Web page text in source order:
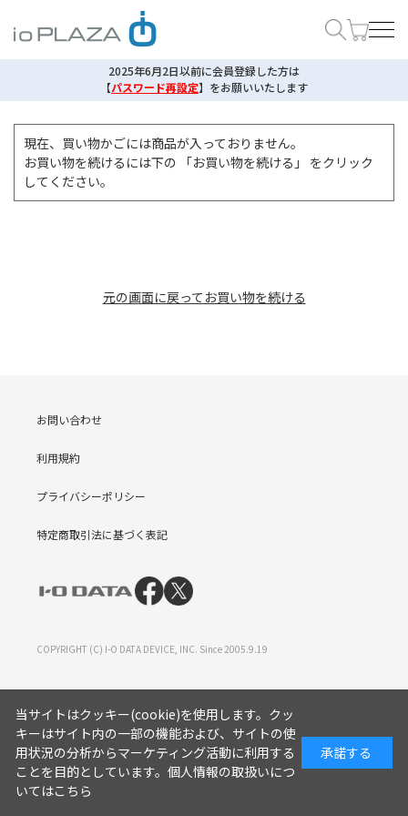
2025年6月2日以前に会員登録した方は
【パスワード再設定】 をお願いいたします
現在、買い物かごには商品が入っておりません。
お買い物を続けるには下の 「お買い物を続ける」 をクリック
してください。
元の画面に戻ってお買い物を続ける
お問い合わせ
利用規約
プライバシーポリシー
特定商取引法に基づく表記
COPYRIGHT (C) I-O DATA DEVICE, INC. Since 2005.9.19
当サイトはクッキー(cookie)を使用します。クッ
キーはサイト内の一部の機能および、サイトの使
用状況の分析からマーケティング活動に利用する
ことを目的としています。 個人情報の取扱いにつ
いてはこちら
承諾する